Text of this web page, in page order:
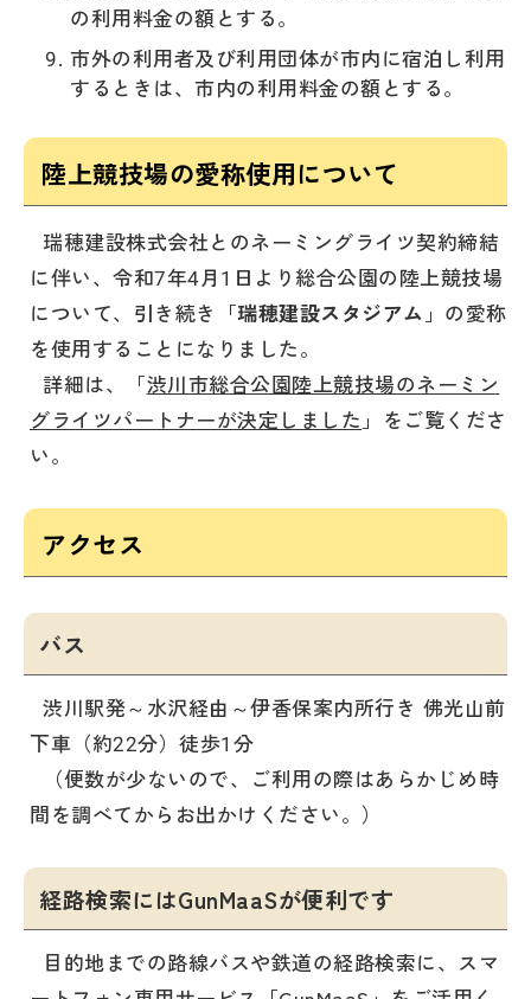
の利用料金の額とする。
市外の利用者及び利用団体が市内に宿泊し利用
するときは、市内の利用料金の額とする。
陸上競技場の愛称使用について
瑞穂建設株式会社とのネーミングライツ契約締結
に伴い、令和7年4月1日より総合公園の陸上競技場
について、引き続き「瑞穂建設スタジアム 」の愛称
を使用することになりました。
詳細は、「渋川市総合公園陸上競技場のネーミン
グライツパートナーが決定しました 」をご覧くださ
い。
アクセス
バス
渋川駅発～水沢経由～伊香保案内所行き 佛光山前
下車（約22分）徒歩1分
（便数が少ないので、ご利用の際はあらかじめ時
間を調べてからお出かけください。）
経路検索にはGunMaaSが便利です
目的地までの路線バスや鉄道の経路検索に、スマ